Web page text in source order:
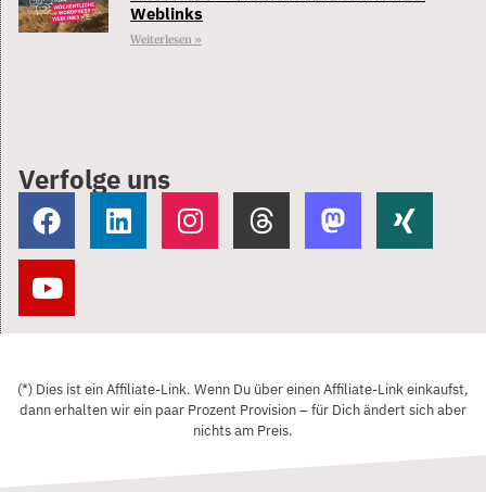
Weblinks
Weiterlesen »
Verfolge uns
(*) Dies ist ein Affiliate-Link. Wenn Du über einen Affiliate-Link einkaufst,
dann erhalten wir ein paar Prozent Provision – für Dich ändert sich aber
nichts am Preis.